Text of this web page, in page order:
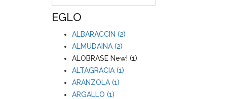
EGLO
ALBARACCIN (2)
ALMUDAINA (2)
ALOBRASE New! (1)
ALTAGRACIA (1)
ARANZOLA (1)
ARGALLO (1)